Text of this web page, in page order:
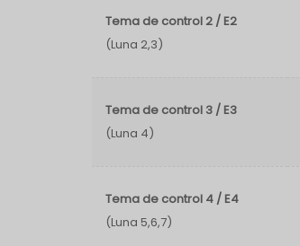
Tema de control 2 / E2
(Luna 2,3)
Tema de control 3 / E3
(Luna 4)
Tema de control 4 / E4
(Luna 5,6,7)